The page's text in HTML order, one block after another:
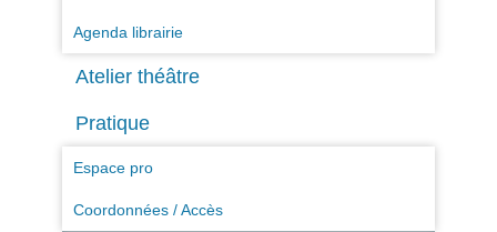
Agenda librairie
Atelier théâtre
Pratique
Espace pro
Coordonnées / Accès